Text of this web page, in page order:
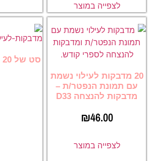
לצפייה במוצר
20 מדבקות לעילוי נשמת
עם תמונת הנפטר/ת –
מדבקות להנצחה D33
₪46.00
לצפייה במוצר